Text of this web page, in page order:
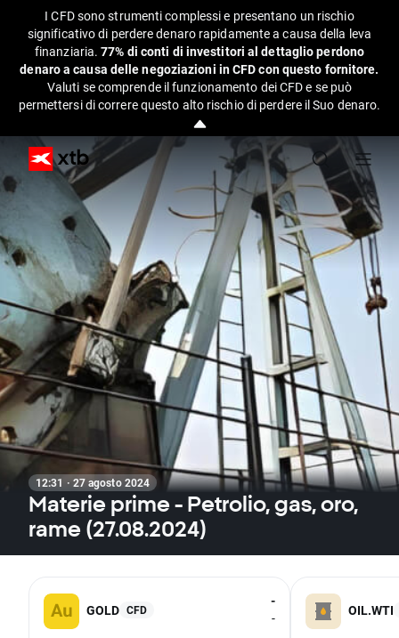
I CFD sono strumenti complessi e presentano un rischio
significativo di perdere denaro rapidamente a causa della leva
finanziaria.77% di conti di investitori al dettaglio perdono
denaro a causa delle negoziazioni in CFD con questo fornitore.
Valuti se comprende il funzionamento dei CFD e se può
permettersi di correre questo alto rischio di perdere il Suo denaro.
12:31 · 27 agosto 2024
Materie prime - Petrolio, gas, oro,
rame (27.08.2024)
GOLD CFD
-
-
OIL.WTI